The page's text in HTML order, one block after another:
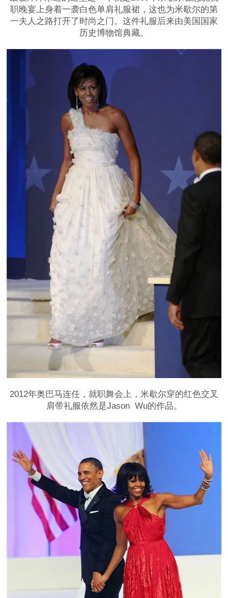
职晚宴上身着一袭白色单肩礼服裙，这也为米歇尔的第
一夫人之路打开了时尚之门。这件礼服后来由美国国家
历史博物馆典藏。
2012年奥巴马连任，就职舞会上，米歇尔穿的红色交叉
肩带礼服依然是Jason Wu的作品。